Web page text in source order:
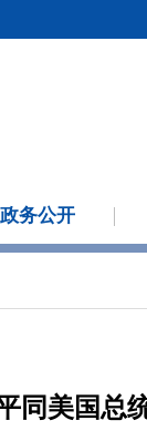
政务公开
同美国总